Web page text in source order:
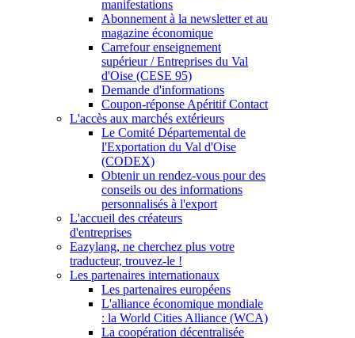
manifestations
Abonnement à la newsletter et au
magazine économique
Carrefour enseignement
supérieur / Entreprises du Val
d'Oise (CESE 95)
Demande d'informations
Coupon-réponse Apéritif Contact
L'accès aux marchés extérieurs
Le Comité Départemental de
l'Exportation du Val d'Oise
(CODEX)
Obtenir un rendez-vous pour des
conseils ou des informations
personnalisés à l'export
L'accueil des créateurs
d'entreprises
Eazylang, ne cherchez plus votre
traducteur, trouvez-le !
Les partenaires internationaux
Les partenaires européens
L'alliance économique mondiale
: la World Cities Alliance (WCA)
La coopération décentralisée